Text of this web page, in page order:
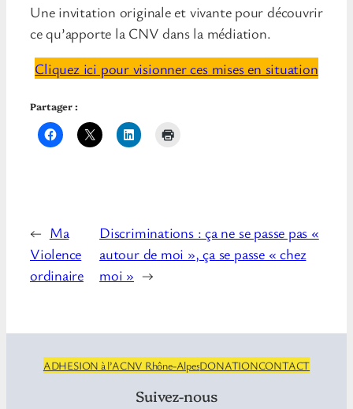
Une invitation originale et vivante pour découvrir
ce qu’apporte la CNV dans la médiation.
Cliquez ici pour visionner ces mises en situation
Partager :
← Ma
Violence
ordinaire
Discriminations : ça ne se passe pas «
autour de moi », ça se passe « chez
moi » →
ADHESION à l’ACNV Rhône-AlpesDONATIONCONTACT
Suivez-nous